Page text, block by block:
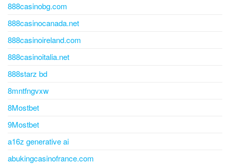
888casinobg.com
888casinocanada.net
888casinoireland.com
888casinoitalia.net
888starz bd
8mntfngvxw
8Mostbet
9Mostbet
a16z generative ai
abukingcasinofrance.com